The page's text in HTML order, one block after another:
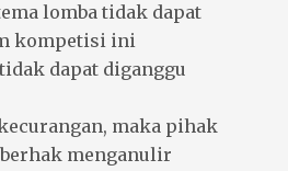
lomba tidak dapat
kompetisi ini
dapat diganggu
maka pihak
menganulir